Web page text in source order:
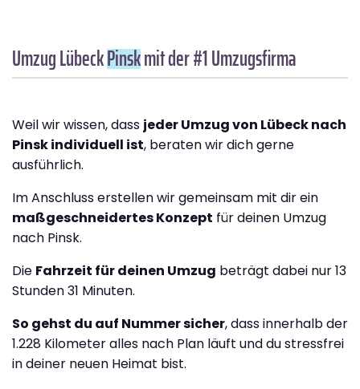
Umzug LübeckPinskmit der #1 Umzugsfirma
Weil wir wissen, dass jeder Umzug von Lübeck nach
Pinsk individuell ist, beraten wir dich gerne
ausführlich.
Im Anschluss erstellen wir gemeinsam mit dir ein
maßgeschneidertes Konzept für deinen Umzug
nach Pinsk.
Die Fahrzeit für deinen Umzug beträgt dabei nur 13
Stunden 31 Minuten.
So gehst du auf Nummer sicher, dass innerhalb der
1.228 Kilometer alles nach Plan läuft und du stressfrei
in deiner neuen Heimat bist.